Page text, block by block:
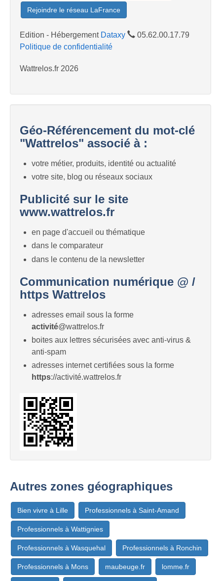
Rejoindre le réseau LaFrance
Edition - Hébergement Dataxy
05.62.00.17.79
Politique de confidentialité
Wattrelos.fr 2026
Géo-Référencement du mot-clé
"Wattrelos" associé à :
votre métier, produits, identité ou actualité
votre site, blog ou réseaux sociaux
Publicité sur le site
www.wattrelos.fr
en page d'accueil ou thématique
dans le comparateur
dans le contenu de la newsletter
Communication numérique @ /
https Wattrelos
adresses email sous la forme
activité@wattrelos.fr
boites aux lettres sécurisées avec anti-virus &
anti-spam
adresses internet certifiées sous la forme
https://activité.wattrelos.fr
Autres zones géographiques
Bien vivre à Lille Professionnels à Saint-Amand
Professionnels à Wattignies
Professionnels à Wasquehal Professionnels à Ronchin
Professionnels à Mons maubeuge.fr lomme.fr